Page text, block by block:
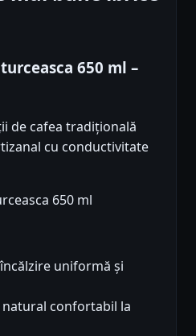
650 ml –
de cafea tradițională
cu conductivitate
uniformă și
confortabil la